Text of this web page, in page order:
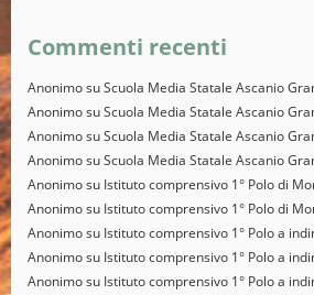
Commenti recenti
AnonimosuScuola Media Statale Ascanio
AnonimosuScuola Media Statale Ascanio
AnonimosuScuola Media Statale Ascanio
AnonimosuScuola Media Statale Ascanio
Anonimosu Istituto comprensivo 1° Polo di
Anonimosu Istituto comprensivo 1° Polo di
Anonimosu Istituto comprensivo 1° Polo a
Anonimosu Istituto comprensivo 1° Polo a
Anonimosu Istituto comprensivo 1° Polo a